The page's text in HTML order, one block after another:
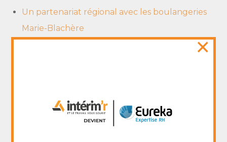
Un partenariat régional avec les boulangeries
Marie-Blachère
Le rapport d'activité 2016 du groupe La Varappe
×